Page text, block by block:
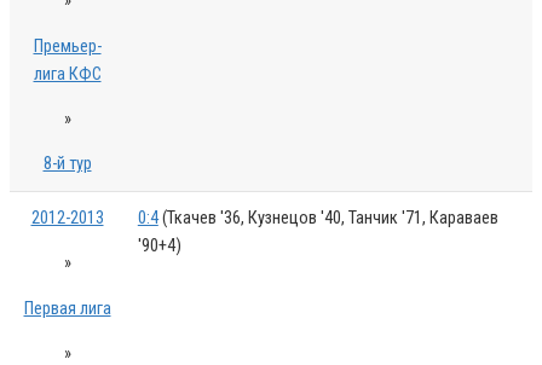
Премьер-
лига КФС
»
8-й тур
2012-2013
»
Первая лига
»
0:4(Ткачев '36, Кузнецов '40, Танчик '71, Караваев
'90+4)